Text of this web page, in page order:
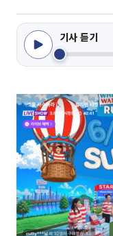
기사 듣기